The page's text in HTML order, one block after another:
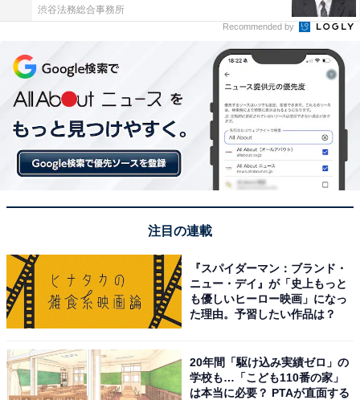
回答者からは、「キャストが役にピッタリはまっていた
作品で原作のイメージそのままにドラマになってい
た」、「原作にとても忠実な展開になっていて、主演の
上野樹里さんや玉木宏さんをはじめ、演技派の俳優さん
たちが揃っていたので、とても見ごたえがあって面白か
った」と、豪華な俳優陣が演じるキャラクターの魅力
が、原作に忠実に描かれていたことに評価が集まりまし
た。また、「恋愛要素やコメディ要素もあり、全てのエ
ピソードにちゃんと見どころをつくっているのもこのド
ラマの素晴らしいところです」と、胸キュン要素やコメ
ディ要素はもちろん、音楽と青春のドラマとしてもしっ
かり描かれていることが支持されている理由のようで
す。
「漫画だと音のないオーケストラの演奏シーンがドラマ
に関する声もありました。
渋谷法務総合事務所
Recommended by
注目の連載
『スパイダーマン：ブランド・
ニュー・デイ』が「史上もっと
も優しいヒーロー映画」になっ
た理由。予習したい作品は？
20年間「駆け込み実績ゼロ」の
学校も…「こども110番の家」
は本当に必要？ PTAが直面する